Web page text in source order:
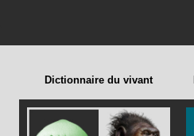
Dictionnaire du vivant